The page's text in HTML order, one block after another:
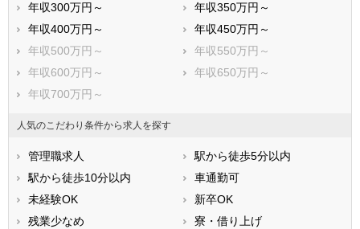
大和市
伊勢原市
海老名市
座間市
南足柄市
綾瀬市
三浦郡葉山町
高座郡寒川町
中郡大磯町
足柄上郡中井町
足柄上郡松田町
足柄上郡山北町
足柄上郡開成町
足柄下郡箱根町
足柄下郡真鶴町
足柄下郡湯河原町
愛甲郡愛川町
愛甲郡清川村
年収300万円～
年収350万円～
年収400万円～
年収450万円～
年収500万円～
年収550万円～
年収600万円～
年収650万円～
年収700万円～
人気のこだわり条件から求人を探す
管理職求人
駅から徒歩5分以内
駅から徒歩10分以内
車通勤可
未経験OK
新卒OK
残業少なめ
寮・借り上げ